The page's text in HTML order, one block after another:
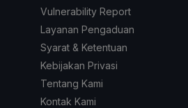
Vulnerability Report
Layanan Pengaduan
Syarat & Ketentuan
Kebijakan Privasi
Tentang Kami
Kontak Kami